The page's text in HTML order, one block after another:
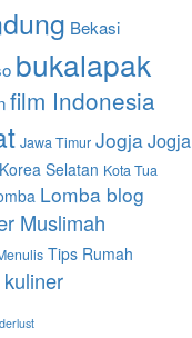
Bekasi
bukalapak
film Indonesia
Jawa Timur Jogja Jogja
Korea Selatan Kota Tua
Lomba blog
Muslimah
Tips Rumah